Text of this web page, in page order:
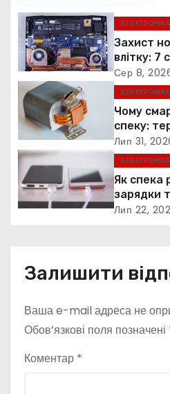
я
з
а
п
и
с
і
ЕЛЕКТРОНІКА
Захист
влітку: 7
Сер 8,
ЕЛЕКТРОНІКА
Чому
спеку:
Лип 31,
ЕЛЕКТРОНІКА
Як спека
зарядки
Лип 22,
Залишити
Ваша e-mail адреса не
Обов’язкові поля позначені
Коментар *